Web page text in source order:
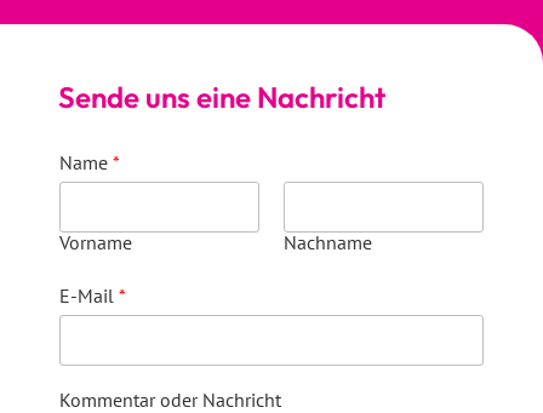
Sende uns eine Nachricht
Name *
Vorname Nachname
E-Mail *
Kommentar oder Nachricht